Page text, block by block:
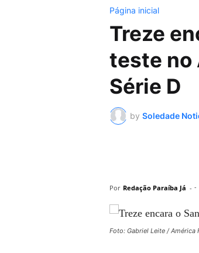
Página inicial
Treze
teste no
Série D
by Soledade
Por Redação Paraíba Já - -
Foto: Gabriel Leite / América